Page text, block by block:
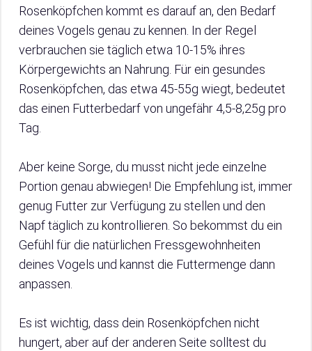
Rosenköpfchen kommt es darauf an, den Bedarf
deines Vogels genau zu kennen. In der Regel
verbrauchen sie täglich etwa 10-15% ihres
Körpergewichts an Nahrung. Für ein gesundes
Rosenköpfchen, das etwa 45-55g wiegt, bedeutet
das einen Futterbedarf von ungefähr 4,5-8,25g pro
Tag.
Aber keine Sorge, du musst nicht jede einzelne
Portion genau abwiegen! Die Empfehlung ist, immer
genug Futter zur Verfügung zu stellen und den
Napf täglich zu kontrollieren. So bekommst du ein
Gefühl für die natürlichen Fressgewohnheiten
deines Vogels und kannst die Futtermenge dann
anpassen.
Es ist wichtig, dass dein Rosenköpfchen nicht
hungert, aber auf der anderen Seite solltest du